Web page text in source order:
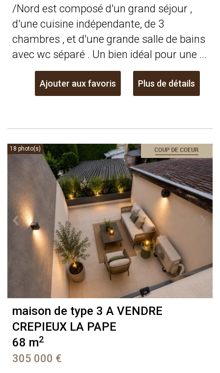
/Nord est composé d'un grand séjour ,
d'une cuisine indépendante, de 3
chambres , et d'une grande salle de bains
avec wc séparé . Un bien idéal pour une ...
Ajouter aux favoris Plus de détails
18 photo(s)
maison de type 3 A VENDRE
CREPIEUX LA PAPE
68 m2
305 000 €